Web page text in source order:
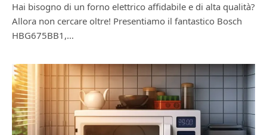
Hai bisogno di un forno elettrico affidabile e di alta qualità?
Allora non cercare oltre! Presentiamo il fantastico Bosch
HBG675BB1,…